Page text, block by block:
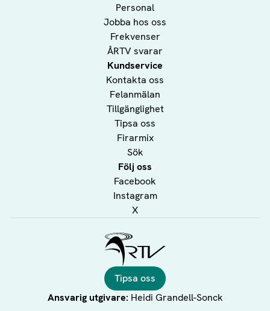
Personal
Jobba hos oss
Frekvenser
ÅRTV svarar
Kundservice
Kontakta oss
Felanmälan
Tillgänglighet
Tipsa oss
Firarmix
Sök
Följ oss
Facebook
Instagram
X
Tipsa oss
Ansvarig utgivare: Heidi Grandell-Sonck